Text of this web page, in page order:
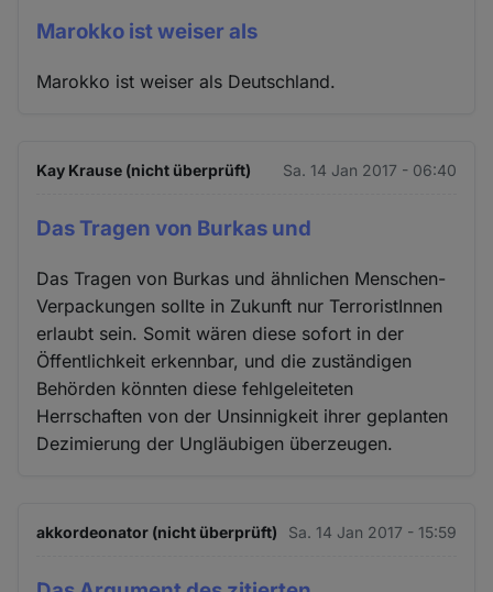
Marokko ist weiser als
Marokko ist weiser als Deutschland.
Kay Krause (nicht überprüft) Sa. 14 Jan 2017 - 06:40
Das Tragen von Burkas und
Das Tragen von Burkas und ähnlichen Menschen-
Verpackungen sollte in Zukunft nur TerroristInnen
erlaubt sein. Somit wären diese sofort in der
Öffentlichkeit erkennbar, und die zuständigen
Behörden könnten diese fehlgeleiteten
Herrschaften von der Unsinnigkeit ihrer geplanten
Dezimierung der Ungläubigen überzeugen.
akkordeonator (nicht überprüft) Sa. 14 Jan 2017 - 15:59